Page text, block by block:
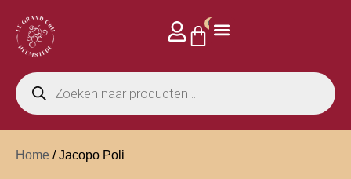
0
Home / Jacopo Poli